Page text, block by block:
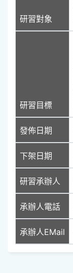
研習對象
研習目標
發佈日期
下架日期
研習承辦人
承辦人電話
承辦人EMail